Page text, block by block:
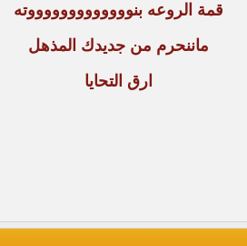
قمة الروعه بنوووووووووووووته
ماننحرم من جديدك المذهل
ارق التحايا